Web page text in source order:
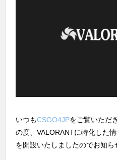
いつもCSGO4JPをご覧いただ
の度、VALORANTに特化した
を開設いたしましたのでお知ら